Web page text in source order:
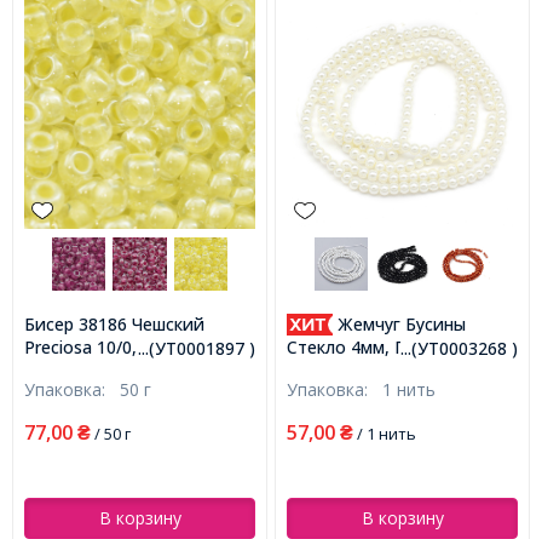
...(УТ0001897 )
Бисер 38186 Чешский
Preciosa 10/0, Прозрачный
Желтый, Круглый,
Упаковка: 50 г
77,00 ₴/ 50 г
В корзину
...(УТ0003268 )
Жемчуг Бусины
Стекло 4мм, Глянцевые,
4мм, Отв-тие 1мм, около
(УТ0003268)
Упаковка: 1 нить
57,00 ₴/ 1 нить
В корзину